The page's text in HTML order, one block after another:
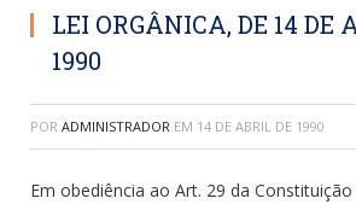
LEI ORGÂNICA, DE 14 DE
1990
POR ADMINISTRADOR EM 14 DE ABRIL DE 1990
Em obediência ao Art. 29 da Constituição